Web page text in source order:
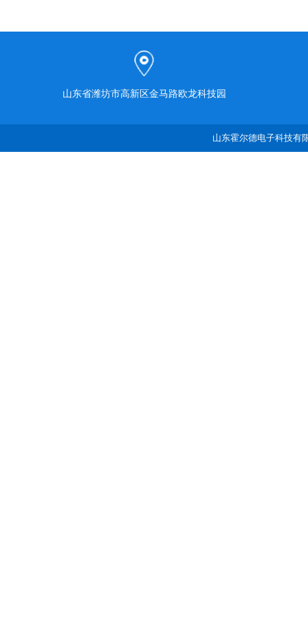
山东省潍坊市高新区金马路欧龙科技园
山东霍尔德电子科技有